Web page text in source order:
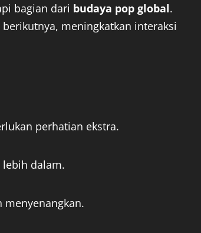
bagian dari budaya pop global.
meningkatkan interaksi
perhatian ekstra.
dalam.